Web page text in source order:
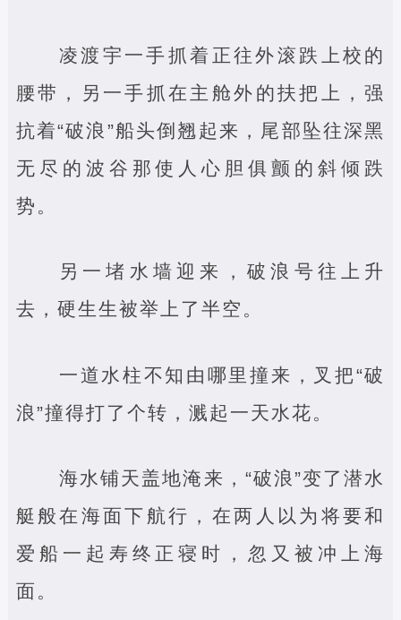
凌渡宇一手抓着正往外滚跌上校的
腰带，另一手抓在主舱外的扶把上，强
抗着“破浪”船头倒翘起来，尾部坠往深黑
无尽的波谷那使人心胆俱颤的斜倾跌
势。
另一堵水墙迎来，破浪号往上升
去，硬生生被举上了半空。
一道水柱不知由哪里撞来，叉把“破
浪”撞得打了个转，溅起一天水花。
海水铺天盖地淹来，“破浪”变了潜水
艇般在海面下航行，在两人以为将要和
爱船一起寿终正寝时，忽又被冲上海
面。